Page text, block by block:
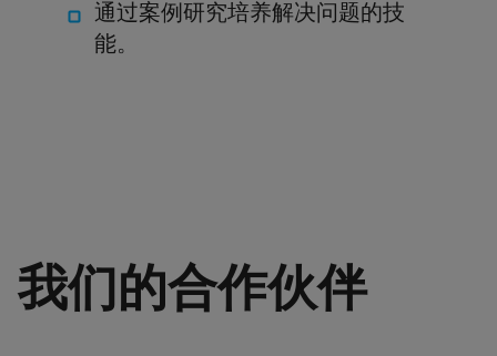
通过案例研究培养解决问题的技
能。
我们的合作伙伴